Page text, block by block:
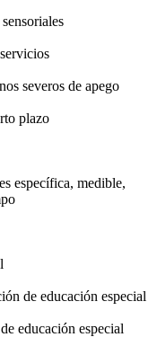
severos de apego
plazo
específica, medible,
de educación especial
educación especial